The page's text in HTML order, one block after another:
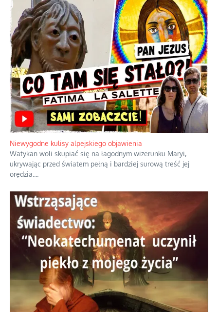
Niewygodne kulisy alpejskiego objawienia
Watykan woli skupiać się na łagodnym wizerunku Maryi,
ukrywając przed światem pełną i bardziej surową treść jej
orędzia.